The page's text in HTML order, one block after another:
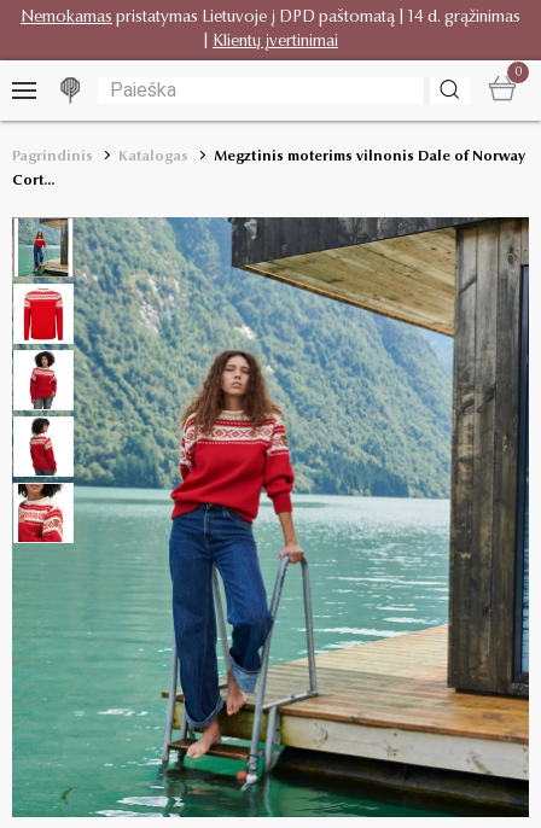
Nemokamas pristatymas Lietuvoje į DPD paštomatą | 14 d. grąžinimas
Klientų įvertinimai
0
Pagrindinis Katalogas
Megztinis moterims vilnonis Dale of Norway
Cort...